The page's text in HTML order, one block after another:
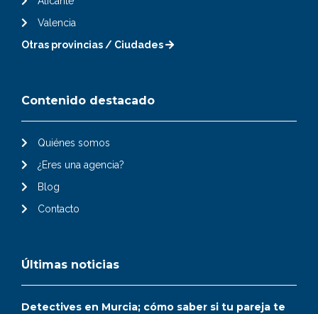
Valencia
Otras provincias / Ciudades
Contenido destacado
Quiénes somos
¿Eres una agencia?
Blog
Contacto
Últimas noticias
Detectives en Murcia; cómo saber si tu pareja te